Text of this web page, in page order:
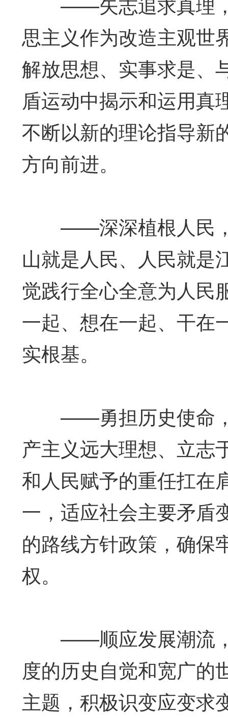
思主义作为改造主观世
解放思想、实事求是、
盾运动中揭示和运用真
不断以新的理论指导新
方向前进。
——深深植根人民，
山就是人民、人民就是
觉践行全心全意为人民
一起、想在一起、干在
实根基。
——勇担历史使命，
产主义远大理想、立志
和人民赋予的重任扛在
一，适应社会主要矛盾
的路线方针政策，确保
权。
——顺应发展潮流，
度的历史自觉和宽广的
主题，积极识变应变求